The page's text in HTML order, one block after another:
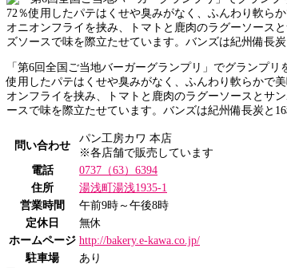
「第6回全国ご当地バーガーグランプリ」でグランプ
使用したパテはくせや臭みがなく、ふんわり軟らかで
オンフライを挟み、トマトと鹿肉のラグーソースとサ
ースで味を際立たせています。バンズは紀州備長炭と16
問い合わせ
パン工房カワ 本店
※各店舗で販売しています
電話
0737（63）6394
住所
湯浅町湯浅1935-1
営業時間
午前9時～午後8時
定休日
無休
ホームページ http://bakery.e-kawa.co.jp/
駐車場
あり